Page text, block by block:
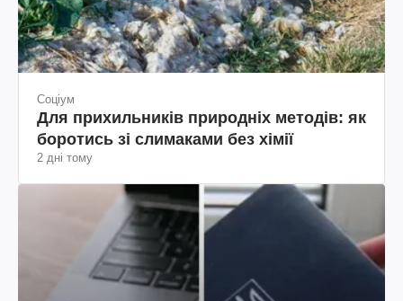
Соціум
Для прихильників природніх методів: як
боротись зі слимаками без хімії
2 дні тому